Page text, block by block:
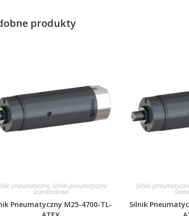
produkty
pneumatyczne,Silniki pneumatyczne
standardowe
Pneumatyczny M25-4700-TL-
Silniki
Silnik